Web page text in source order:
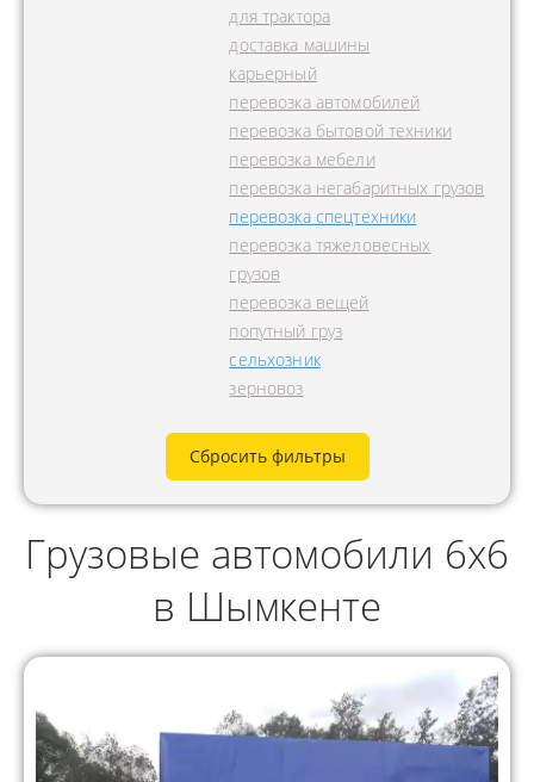
для трактора
доставка машины
карьерный
перевозка автомобилей
перевозка бытовой техники
перевозка мебели
перевозка негабаритных грузов
перевозка спецтехники
перевозка тяжеловесных
грузов
перевозка вещей
попутный груз
сельхозник
зерновоз
Сбросить фильтры
Грузовые автомобили 6х6
в Шымкенте